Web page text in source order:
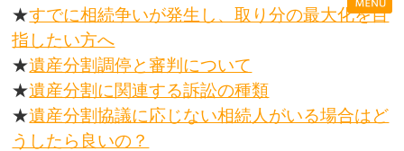
★すでに相続争いが発生し、取り分の最大化を目
指したい方へ
★遺産分割調停と審判について
★遺産分割に関連する訴訟の種類
★遺産分割協議に応じない相続人がいる場合はど
うしたら良いの？